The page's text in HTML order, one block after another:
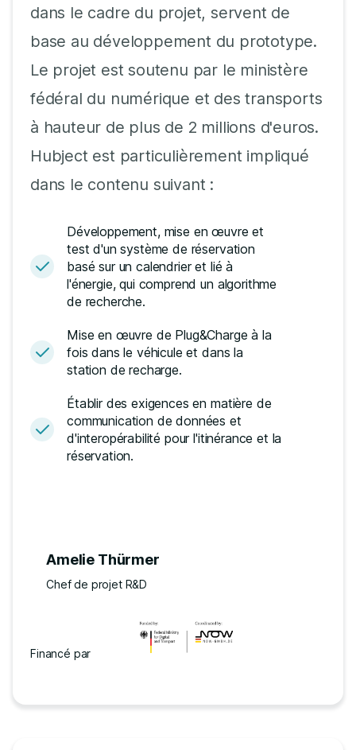
dans le cadre du projet, servent de
base au développement du prototype.
Le projet est soutenu par le ministère
fédéral du numérique et des transports
à hauteur de plus de 2 millions d'euros.
Hubject est particulièrement impliqué
dans le contenu suivant :
Développement, mise en œuvre et
test d'un système de réservation
basé sur un calendrier et lié à
l'énergie, qui comprend un algorithme
de recherche.
Mise en œuvre de Plug&Charge à la
fois dans le véhicule et dans la
station de recharge.
Établir des exigences en matière de
communication de données et
d'interopérabilité pour l'itinérance et la
réservation.
Amelie Thürmer
Chef de projet R&D
Financé par